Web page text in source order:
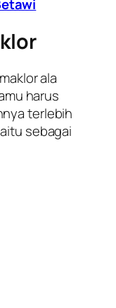
ala
harus
terlebih
sebagai